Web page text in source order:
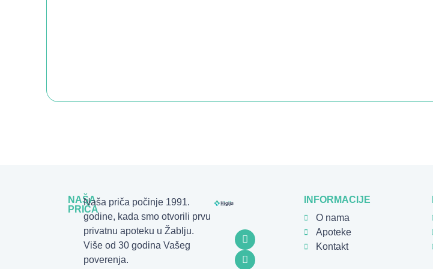
NAŠA
PRIČA
Naša priča počinje 1991.
godine, kada smo otvorili prvu
privatnu apoteku u Žablju.
Više od 30 godina Vašeg
poverenja.
INFORMACIJE
O nama
Apoteke
Kontakt